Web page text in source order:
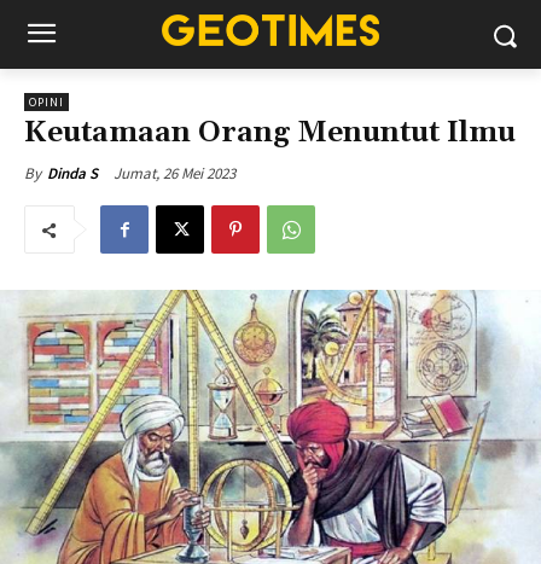
OPINI
Keutamaan Orang Menuntut Ilmu
By Dinda S Jumat, 26 Mei 2023